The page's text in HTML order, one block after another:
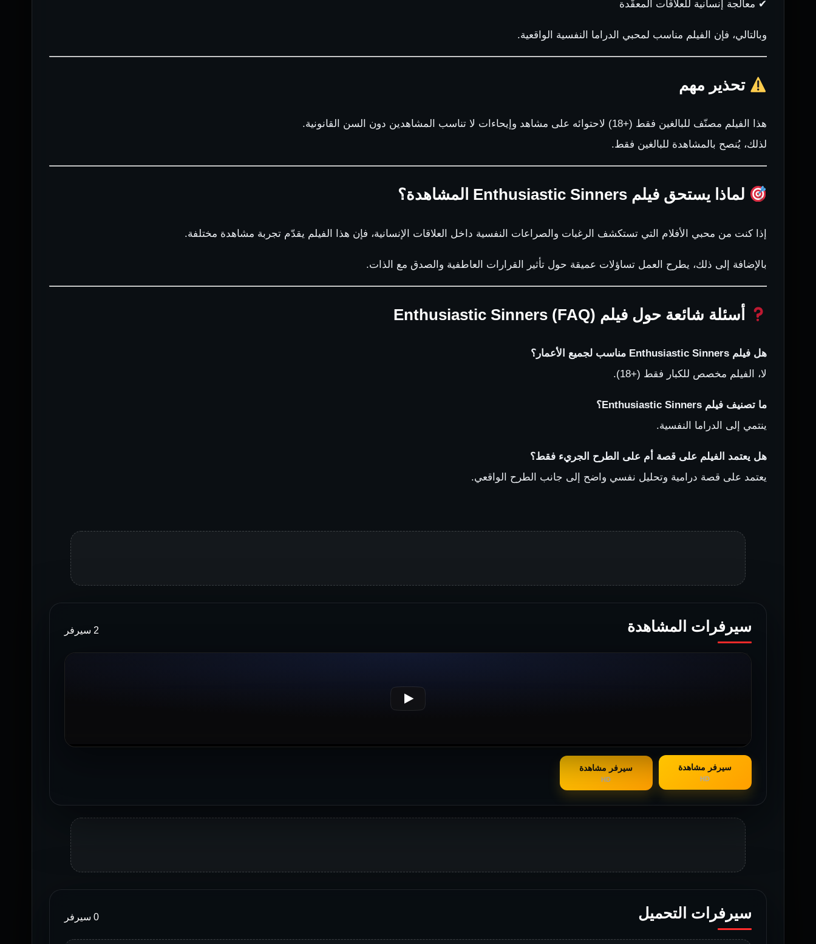
✔ معالجة إنسانية للعلاقات المعقّدة
وبالتالي، فإن الفيلم مناسب لمحبي الدراما النفسية الواقعية.
تحذير مهم
هذا الفيلم مصنّف للبالغين فقط (+18) لاحتوائه على مشاهد وإيحاءات لا تناسب المشاهدين دون السن القانونية.
لذلك، يُنصح بالمشاهدة للبالغين فقط.
لماذا يستحق فيلم Enthusiastic Sinners المشاهدة؟
إذا كنت من محبي الأفلام التي تستكشف الرغبات والصراعات النفسية داخل العلاقات الإنسانية، فإن هذا الفيلم يقدّم تجربة مشاهدة مختلفة.
بالإضافة إلى ذلك، يطرح العمل تساؤلات عميقة حول تأثير القرارات العاطفية والصدق مع الذات.
أسئلة شائعة حول فيلم Enthusiastic Sinners (FAQ)
هل فيلم Enthusiastic Sinners مناسب لجميع الأعمار؟
لا، الفيلم مخصص للكبار فقط (+18).
ما تصنيف فيلم Enthusiastic Sinners؟
ينتمي إلى الدراما النفسية.
هل يعتمد الفيلم على قصة أم على الطرح الجريء فقط؟
يعتمد على قصة درامية وتحليل نفسي واضح إلى جانب الطرح الواقعي.
سيرفرات المشاهدة 2 سيرفر
سيرفر مشاهدة
HD
سيرفر مشاهدة
HD
سيرفرات التحميل 0 سيرفر